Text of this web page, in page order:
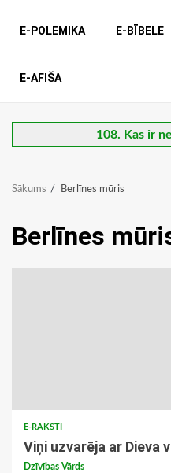
E-POLEMIKA E-BĪBELE
E-AFIŠA
108. Kas ir
Sākums Berlīnes mūris
Berlīnes
E-RAKSTI
Viņi uzvarēja ar Dieva
Dzīvības Vārds